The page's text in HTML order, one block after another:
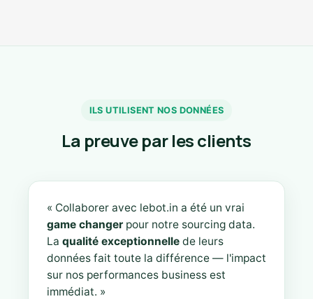
ILS UTILISENT NOS DONNÉES
La preuve par les clients
« Collaborer avec lebot.in a été un vrai
game changer pour notre sourcing data.
La qualité exceptionnelle de leurs
données fait toute la différence — l'impact
sur nos performances business est
immédiat. »